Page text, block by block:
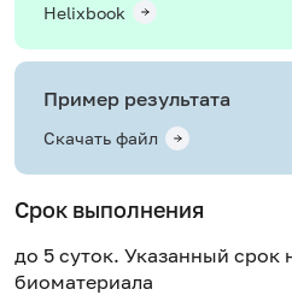
Helixbook
Пример результата
Скачать файл
Срок выполнения
до 5 суток. Указанный срок
биоматериала